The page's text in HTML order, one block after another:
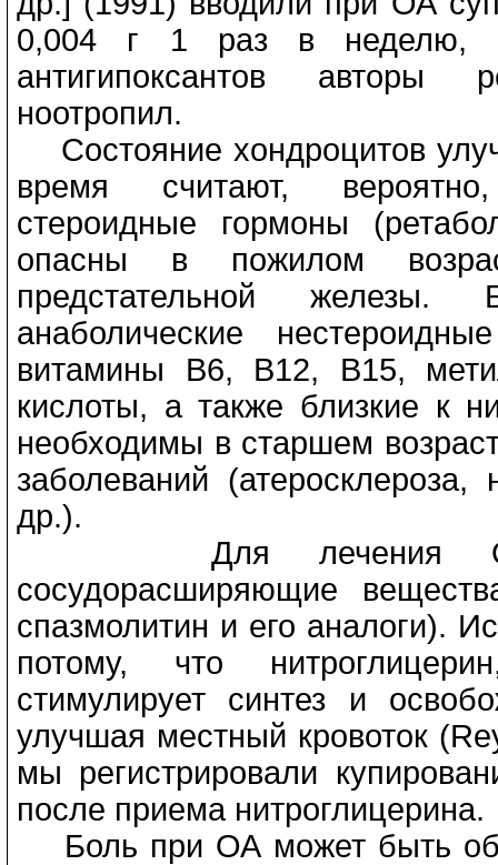
0,004 г 1 раз в неделю,
антигипоксантов авторы
ноотропил.
Состояние хондроцитов
время считают,
стероидные гормоны
опасны в пожилом
предстательной
анаболические
витамины В6, В12, В15,
кислоты, а также близкие к
необходимы в старшем
заболеваний
др.).
Для лечения ОА
сосудорасширяющие
спазмолитин и его аналоги).
потому, что
стимулирует синтез и
улучшая местный кровоток
мы регистрировали
после приема нитроглицерина.
Боль при ОА может быть